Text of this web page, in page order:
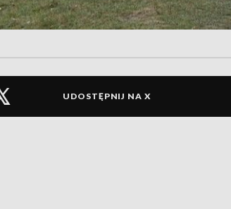
UDOSTĘPNIJ NA X